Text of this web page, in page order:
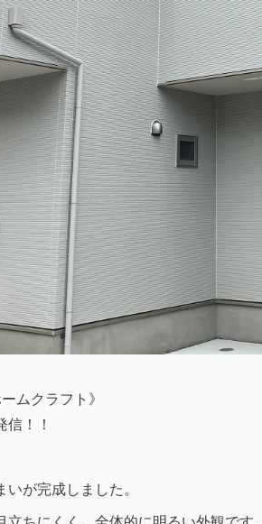
ムクラフト》
！！
が完成しました。